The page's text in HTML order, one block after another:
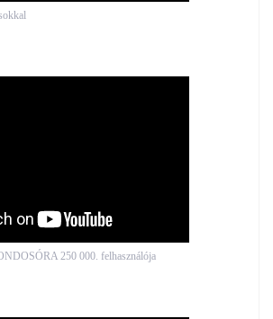
250 000. felhasználója